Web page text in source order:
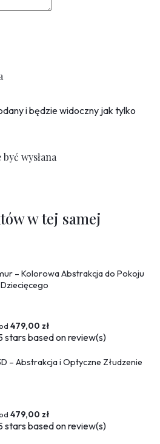
i będzie widoczny jak tylko
wysłana
w tej samej
– Kolorowa Abstrakcja do Pokoju
Dziecięcego
479,00 zł
stars based onreview(s)
– Abstrakcja i Optyczne Złudzenie
479,00 zł
stars based onreview(s)